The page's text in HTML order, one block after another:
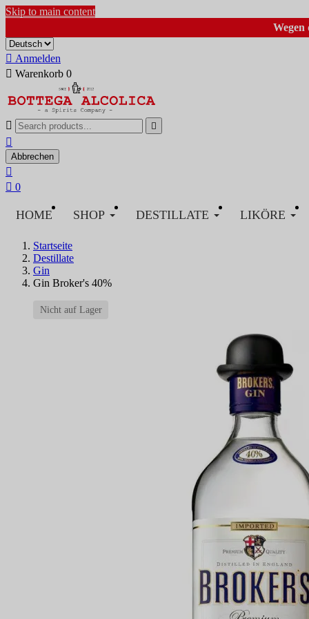
Skip to main content
Wegen
 Anmelden
 Warenkorb 0
 

Abbrechen

 0
HOME SHOP DESTILLATE LIKÖRE
Startseite
Destillate
Gin
Gin Broker's 40%
Nicht auf Lager